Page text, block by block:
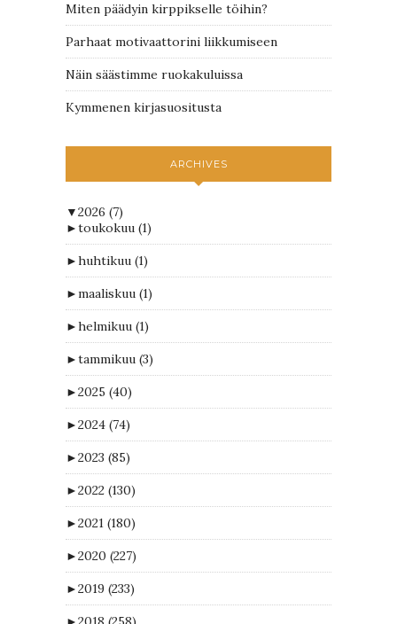
Miten päädyin kirppikselle töihin?
Parhaat motivaattorini liikkumiseen
Näin säästimme ruokakuluissa
Kymmenen kirjasuositusta
ARCHIVES
▼2026 (7)
►toukokuu (1)
►huhtikuu (1)
►maaliskuu (1)
►helmikuu (1)
►tammikuu (3)
►2025 (40)
►2024 (74)
►2023 (85)
►2022 (130)
►2021 (180)
►2020 (227)
►2019 (233)